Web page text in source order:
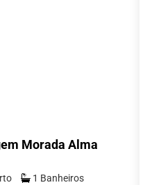
Morada Alma
1 Banheiros